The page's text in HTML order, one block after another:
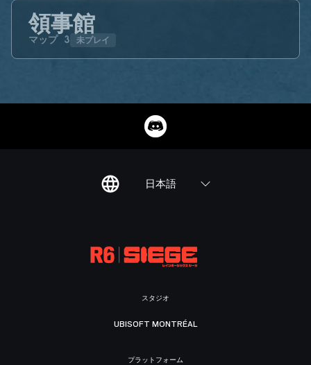
領事館
マップ 3 未プレイ
日本語
スタジオ
UBISOFT MONTRÉAL
プラットフォーム